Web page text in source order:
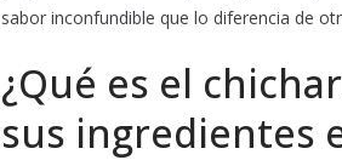
sabor inconfundible que lo diferencia de
¿Qué es el
sus ingredientes